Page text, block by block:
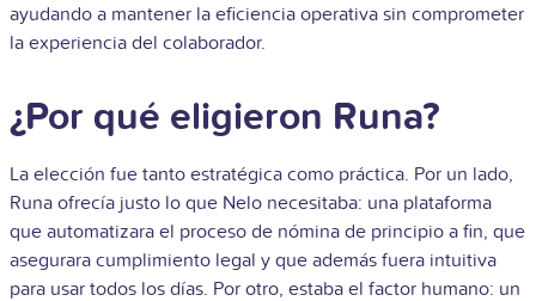
ayudando a mantener la eficiencia operativa sin comprometer
la experiencia del colaborador.
¿Por qué eligieron Runa?
La elección fue tanto estratégica como práctica. Por un lado,
Runa ofrecía justo lo que Nelo necesitaba: una plataforma
que automatizara el proceso de nómina de principio a fin, que
asegurara cumplimiento legal y que además fuera intuitiva
para usar todos los días. Por otro, estaba el factor humano: un